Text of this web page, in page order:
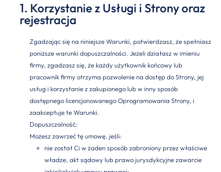
1. Korzystanie z Usługi i Strony oraz
rejestracja
Zgadzając się na niniejsze Warunki, potwierdzasz, że spełniasz
poniższe warunki dopuszczalności. Jeżeli działasz w imieniu
firmy, zgadzasz się, że każdy użytkownik końcowy lub
pracownik firmy otrzyma pozwolenie na dostęp do Strony, jej
usług i korzystanie z zakupionego lub w inny sposób
dostępnego licencjonowanego Oprogramowania Strony, i
zaakceptuje te Warunki.
Dopuszczalność:
Możesz zawrzeć tę umowę, jeśli:
nie został Ci w żaden sposób zabroniony przez właściwe
władze, akt sądowy lub prawo jurysdykcyjne zawarcie